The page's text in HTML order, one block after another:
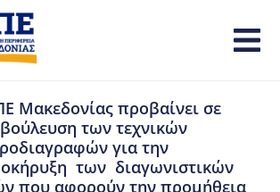
Μακεδονίας προβαίνει σε
των τεχνικών
για την
των διαγωνιστικών
που αφορούν την προμήθεια